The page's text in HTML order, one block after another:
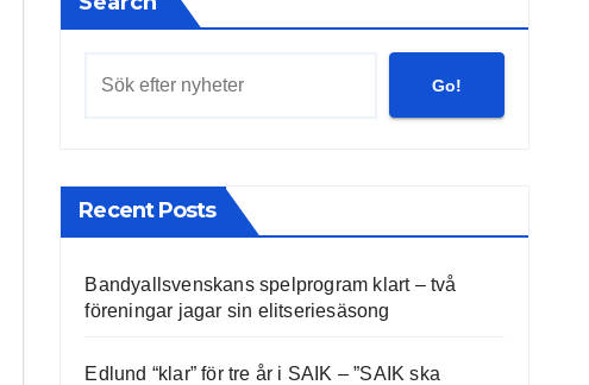
Go!
Recent Posts
Bandyallsvenskans spelprogram klart – två
föreningar jagar sin elitseriesäsong
Edlund “klar” för tre år i SAIK – ”SAIK ska